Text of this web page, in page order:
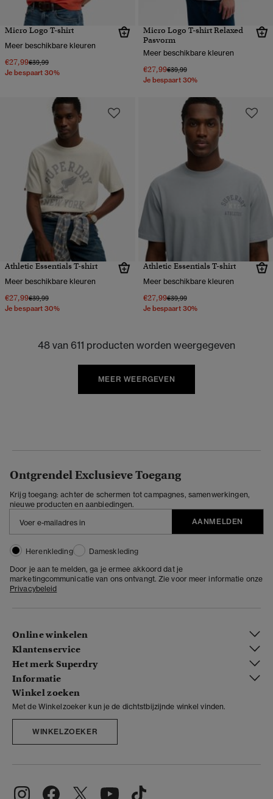
Micro Logo T-shirt
Meer beschikbare kleuren
€27,99Prijs verlaagd van
€39,99naar
Je bespaart 30%
Micro Logo T-shirt Relaxed
Pasvorm
Meer beschikbare kleuren
€27,99Prijs verlaagd van
€39,99naar
Je bespaart 30%
Athletic Essentials T-shirt
Meer beschikbare kleuren
€27,99Prijs verlaagd van
€39,99naar
Je bespaart 30%
Athletic Essentials T-shirt
Meer beschikbare kleuren
€27,99Prijs verlaagd van
€39,99naar
Je bespaart 30%
48 van 611 producten worden weergegeven
MEER WEERGEVEN
Ontgrendel Exclusieve Toegang
Krijg toegang: achter de schermen tot campagnes, samenwerkingen,
nieuwe producten en aanbiedingen.
AANMELDEN
Herenkleding
Dameskleding
Door je aan te melden, ga je ermee akkoord dat je
marketingcommunicatie van ons ontvangt. Zie voor meer informatie onze
Privacybeleid
Online winkelen
Klantenservice
Het merk Superdry
Informatie
Winkel zoeken
Met de Winkelzoeker kun je de dichtstbijzijnde winkel vinden.
WINKELZOEKER